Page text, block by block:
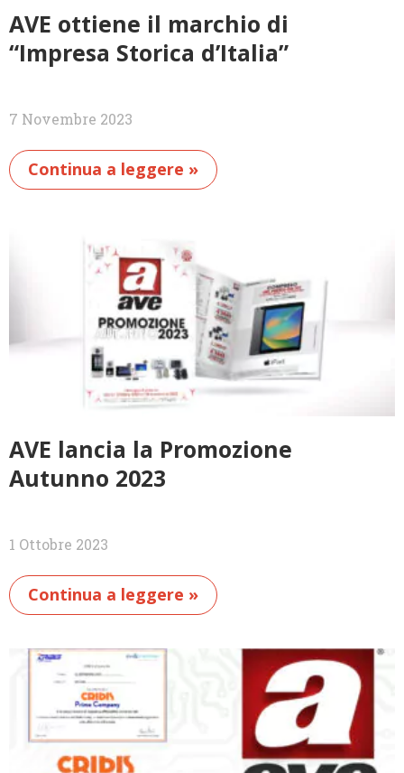
AVE ottiene il marchio di
“Impresa Storica d’Italia”
7 Novembre 2023
Continua a leggere »
AVE lancia la Promozione
Autunno 2023
1 Ottobre 2023
Continua a leggere »